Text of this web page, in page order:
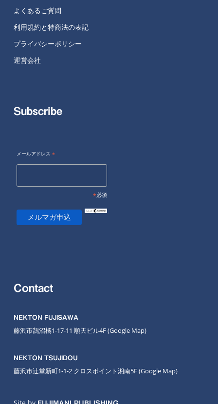
よくあるご質問
利用規約と特商法の表記
プライバシーポリシー
運営会社
Subscribe
メールアドレス *
*必須
Contact
NEKTON FUJISAWA
藤沢市鵠沼橘1-17-11 順天ビル4F(Google Map)
NEKTON TSUJIDOU
藤沢市辻堂新町1-1-2 クロスポイント湘南5F(Google Map)